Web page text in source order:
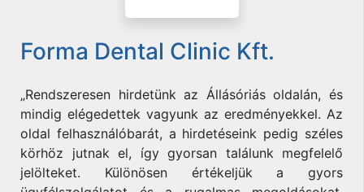
Forma Dental Clinic Kft.
„Rendszeresen hirdetünk az Állásóriás oldalán, és
mindig elégedettek vagyunk az eredményekkel. Az
oldal felhasználóbarát, a hirdetéseink pedig széles
körhöz jutnak el, így gyorsan találunk megfelelő
jelölteket. Különösen értékeljük a gyors